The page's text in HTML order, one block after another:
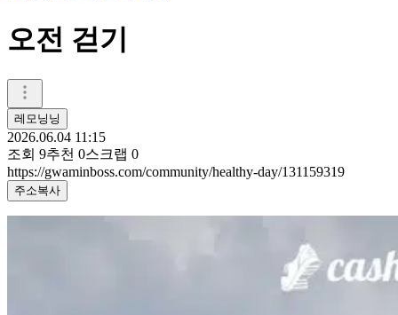
오전 걷기
레모닝닝
2026.06.04 11:15
조회 9추천 0스크랩 0
https://gwaminboss.com/community/healthy-day/131159319
주소복사